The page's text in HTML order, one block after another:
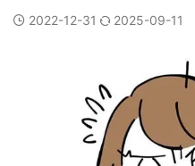
2022-12-31 2025-09-11